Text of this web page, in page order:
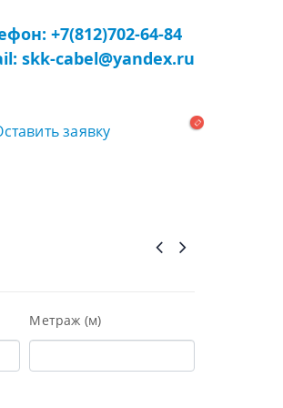
+7(812)702-64-84
skk-cabel@yandex.ru
заявку
Метраж (м)